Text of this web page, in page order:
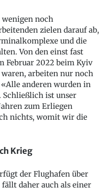
wenigen noch
zielen darauf ab,
und die
Von den einst fast
Februar 2022 beim Kyiv
arbeiten nur noch
anderen wurden in
Schließlich ist unser
zum Erliegen
nichts, womit wir die
Krieg
der Flughafen über
daher auch als einer